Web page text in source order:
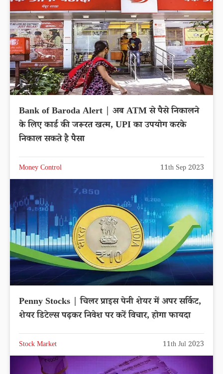
Bank of Baroda Alert | अब ATM से पैसे निकालने
के लिए कार्ड की जरूरत खत्म, UPI का उपयोग करके
निकाल सकते है पैसा
Money Control 11th Sep 2023
Penny Stocks | चिलर प्राइस पेनी शेयर में अपर सर्किट,
शेयर डिटेल्स पढ़कर निवेश पर करें विचार, होगा फायदा
Stock Market 11th Jul 2023